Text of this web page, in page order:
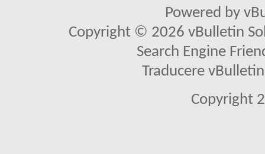
Powered by
Copyright © 2026 vBulletin
Search Engine
Traducere
Copyright